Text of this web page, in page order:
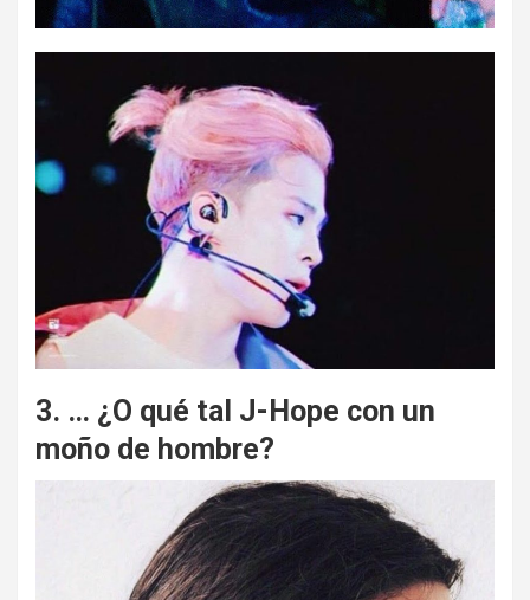
3. … ¿O qué tal J-Hope con un
moño de hombre?